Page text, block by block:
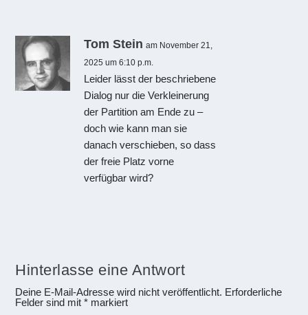
Tom Stein am November 21,
2025 um 6:10 p.m.
Leider lässt der beschriebene
Dialog nur die Verkleinerung
der Partition am Ende zu –
doch wie kann man sie
danach verschieben, so dass
der freie Platz vorne
verfügbar wird?
Hinterlasse eine Antwort
Deine E-Mail-Adresse wird nicht veröffentlicht. Erforderliche
Felder sind mit* markiert